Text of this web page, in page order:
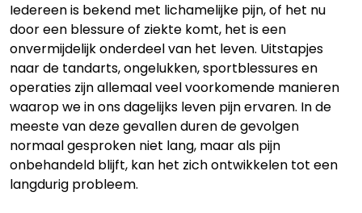
Iedereen is bekend met lichamelijke pijn, of het nu
door een blessure of ziekte komt, het is een
onvermijdelijk onderdeel van het leven. Uitstapjes
naar de tandarts, ongelukken, sportblessures en
operaties zijn allemaal veel voorkomende manieren
waarop we in ons dagelijks leven pijn ervaren. In de
meeste van deze gevallen duren de gevolgen
normaal gesproken niet lang, maar als pijn
onbehandeld blijft, kan het zich ontwikkelen tot een
langdurig probleem.